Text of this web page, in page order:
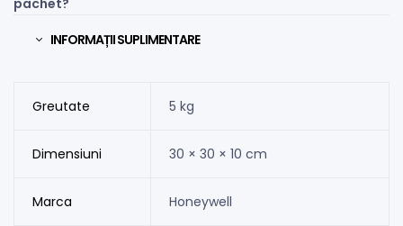
pachet?
INFORMAȚII SUPLIMENTARE
Greutate 5 kg
Dimensiuni 30 × 30 × 10 cm
Marca Honeywell